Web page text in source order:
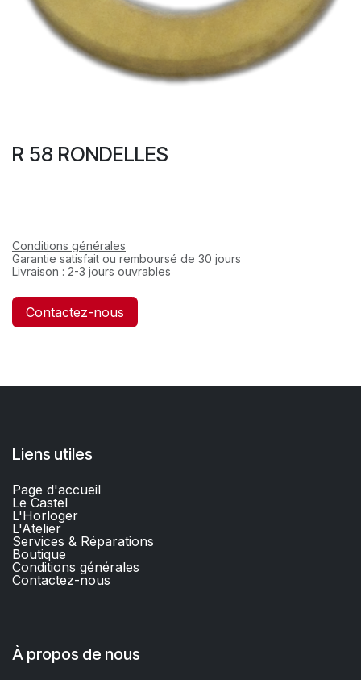
R 58 RONDELLES
Conditions générales
Garantie satisfait ou remboursé de 30 jours
Livraison : 2-3 jours ouvrables
Contactez-nous
Liens utiles
Page d'accueil
Le Castel
L'Horloger
L'Atelier
Services & Réparations
Boutique
Conditions générales
Contactez-nous​
À propos de nous